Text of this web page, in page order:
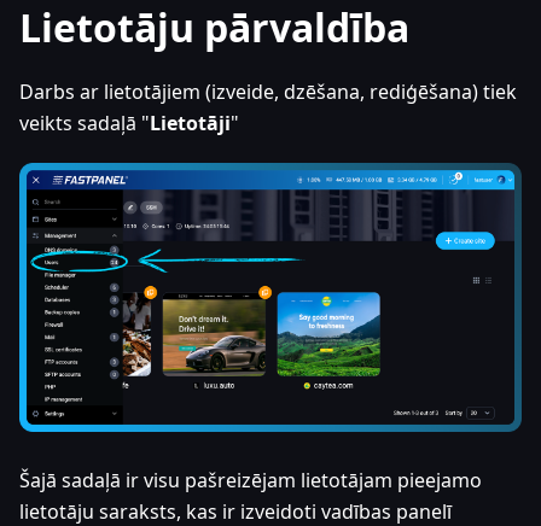
Lietotāju pārvaldība
Darbs ar lietotājiem (izveide, dzēšana, rediģēšana) tiek
veikts sadaļā "Lietotāji"
Šajā sadaļā ir visu pašreizējam lietotājam pieejamo
lietotāju saraksts, kas ir izveidoti vadības panelī